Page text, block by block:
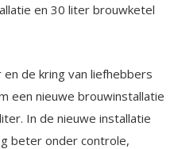
en 30 liter brouwketel
de kring van liefhebbers
een nieuwe brouwinstallatie
In de nieuwe installatie
beter onder controle,